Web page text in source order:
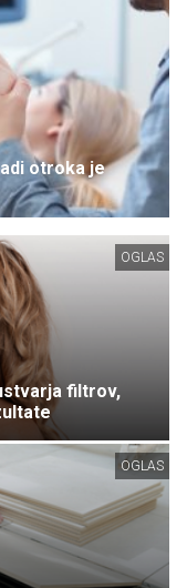
otroka je
OGLAS
filtrov,
OGLAS